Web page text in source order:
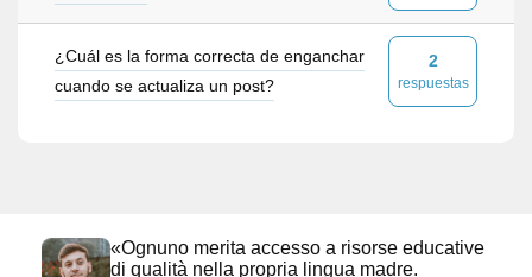
¿Cuál es la forma correcta de enganchar
cuando se actualiza un post?
2
respuestas
«Ognuno merita accesso a risorse educative
di qualità nella propria lingua madre.